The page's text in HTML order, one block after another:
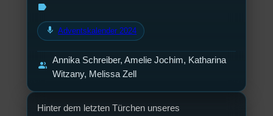
Hinter dem letzten Türchen unseres
label
mic Adventskalender 2024
group Annika Schreiber, Amelie Jochim, Katharina
Witzany, Melissa Zell